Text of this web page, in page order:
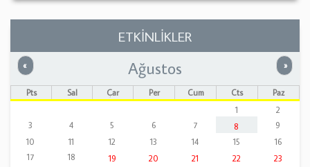
ETKİNLİKLER
« Önceki »
Ağustos
Pts Sal Çar Per Cum Cts
Paz
1
2
3
4 5 6 7 8
9
10
11 12 13 14 15
16
17
18 19 20 21 22
23